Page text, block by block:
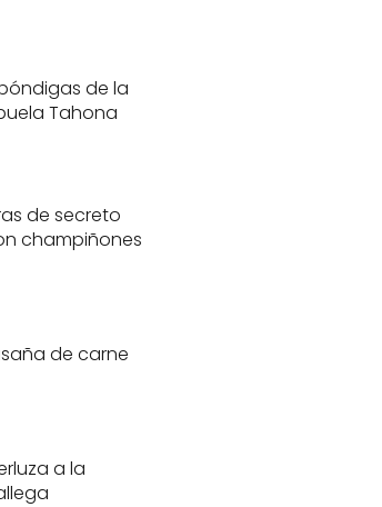
de la
Tahona
de secreto
champiñones
de carne
a la